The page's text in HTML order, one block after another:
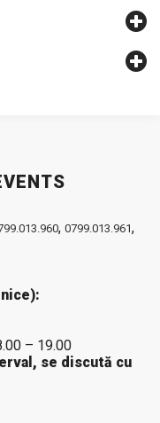
, 0799.013.961,
– 19.00
se discută cu